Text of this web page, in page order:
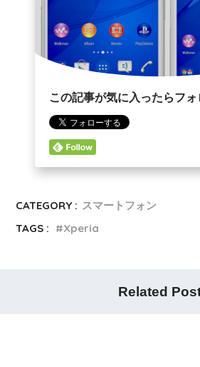
この記事が気に入ったらフォ
CATEGORY : スマートフォン
TAGS :
Xperia
Related